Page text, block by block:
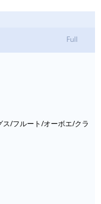
Full
/フルート/オーボエ/クラ